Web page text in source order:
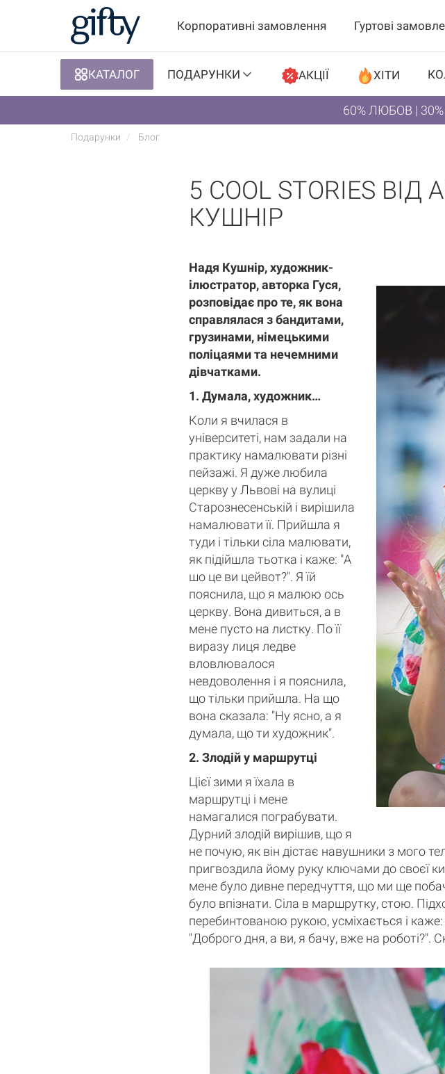
Корпоративні замовлення Гуртові
КАТАЛОГ ПОДАРУНКИ АКЦІЇ ХІТИ
60% ЛЮБОВ |
Подарунки Блог
5 COOL STORIES
КУШНІР
Надя Кушнір, художник-
ілюстратор, авторка Гуся,
розповідає про те, як вона
справлялася з бандитами,
грузинами, німецькими
поліцаями та нечемними
дівчатками.
1. Думала, художник…
Коли я вчилася в
університеті, нам задали на
практику намалювати різні
пейзажі. Я дуже любила
церкву у Львові на вулиці
Старознесенській і вирішила
намалювати її. Прийшла я
туди і тільки сіла малювати,
як підійшла тьотка і каже: "А
шо це ви цейвот?". Я їй
пояснила, що я малюю ось
церкву. Вона дивиться, а в
мене пусто на листку. По її
виразу лиця ледве
вловлювалося
невдоволення і я пояснила,
що тільки прийшла. На що
вона сказала: "Ну ясно, а я
думала, що ти художник".
2. Злодій у маршрутці
Цієї зими я їхала в
маршрутці і мене
намагалися пограбувати.
Дурний злодій вирішив, що я
не почую, як він дістає навушники з мого
пригвоздила йому руку ключами до своєї
мене було дивне передчуття, що ми ще
було впізнати. Сіла в маршрутку, стою.
перебинтованою рукою, усміхається і
"Доброго дня, а ви, я бачу, вже на роботі?".